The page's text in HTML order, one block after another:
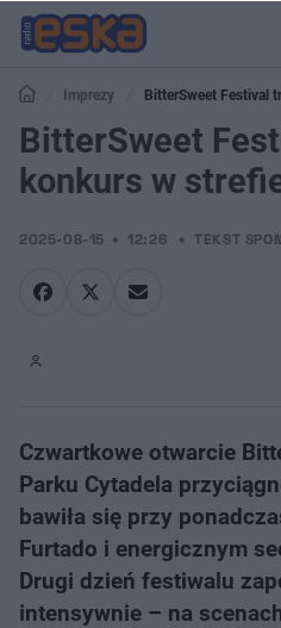
Imprezy BitterSweet Festival
BitterSweet
konkurs w
2025-08-15 12:26 TEKST
Czwartkowe otwarcie
Parku Cytadela
bawiła się przy
Furtado i energicznym
Drugi dzień festiwalu
intensywnie – na